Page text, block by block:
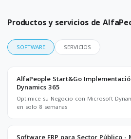
Productos y servicios de
SOFTWARE SERVICIOS
AlfaPeople Start&Go
Dynamics 365
Optimice su Negocio con Microsoft
en solo 8 semanas
Software ERP para Sector Público -